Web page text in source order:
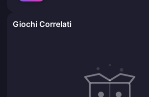
Giochi Correlati